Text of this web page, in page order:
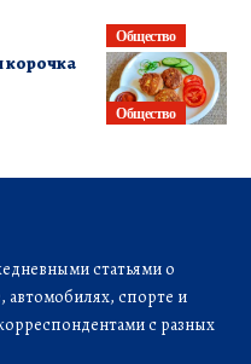
Общество
Общество
корочка
статьями о
автомобилях, спорте и
с разных